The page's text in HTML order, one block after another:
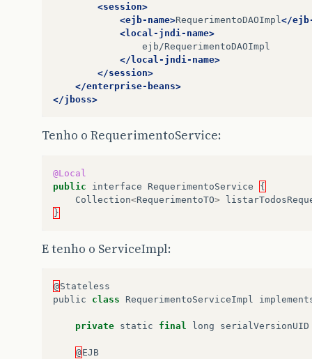
<session>
<ejb-name>RequerimentoDAOImpl</ejb-
<local-jndi-name>
</local-jndi-name>
</session>
</enterprise-beans>
</jboss>
Tenho o RequerimentoService:
@Local
public
interface RequerimentoService
{
Collection<RequerimentoTO>
}
E tenho o ServiceImpl:
@Stateless
public
class RequerimentoServiceImpl
private static final long serialVersionUID
@EJB